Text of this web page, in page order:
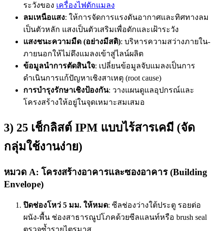
ระวังของ เครื่องไฟดักแมลง
ลมเหนือแสง: ให้การจัดการแรงดันอากาศและทิศทางลม
เป็นตัวหลัก แสงเป็นตัวเสริมเพื่อดักและเฝ้าระวัง
แสงชนะความมืด (อย่างมีสติ): บริหารความสว่างภายใน-
ภายนอกให้ไม่ดึงแมลงเข้าสู่ไลน์ผลิต
ข้อมูลนำการตัดสินใจ: เปลี่ยนข้อมูลจับแมลงเป็นการ
ดำเนินการแก้ปัญหาเชิงสาเหตุ (root cause)
การบำรุงรักษาเชิงป้องกัน: วางแผนดูแลอุปกรณ์และ
โครงสร้างให้อยู่ในจุดเหมาะสมเสมอ
3) 25 เช็กลิสต์ IPM แบบไร้สารเคมี (จัด
กลุ่มใช้งานง่าย)
หมวด A: โครงสร้างอาคารและซองอาคาร (Building
Envelope)
ปิดช่องโหว่ 5 มม. ให้หมด: ซีลช่องว่างใต้ประตู รอยต่อ
ผนัง-พื้น ช่องสาธารณูปโภคด้วยซีลแลนท์หรือ brush seal